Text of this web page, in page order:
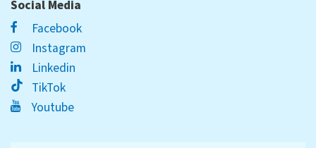
Social Media
Facebook
Instagram
Linkedin
TikTok
Youtube